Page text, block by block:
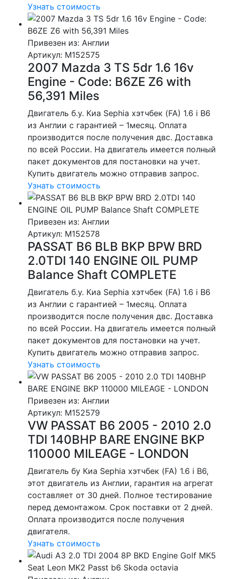
Узнать стоимость
Привезен из: Англии
Артикул: M152575
2007 Mazda 3 TS 5dr 1.6 16v
Engine - Code: B6ZE Z6 with
56,391 Miles
Двигатель б.у. Киа Sephia хэтчбек (FA) 1.6 i B6
из Англии с гарантией – 1месяц. Оплата
производится после получения двс. Доставка
по всей России. На двигатель имеется полный
пакет документов для постановки на учет.
Купить двигатель можно отправив запрос.
Узнать стоимость
Привезен из: Англии
Артикул: M152578
PASSAT B6 BLB BKP BPW BRD
2.0TDI 140 ENGINE OIL PUMP
Balance Shaft COMPLETE
Двигатель б.у. Киа Sephia хэтчбек (FA) 1.6 i B6
из Англии с гарантией – 1месяц. Оплата
производится после получения двс. Доставка
по всей России. На двигатель имеется полный
пакет документов для постановки на учет.
Купить двигатель можно отправив запрос.
Узнать стоимость
Привезен из: Англии
Артикул: M152579
VW PASSAT B6 2005 - 2010 2.0
TDI 140BHP BARE ENGINE BKP
110000 MILEAGE - LONDON
Двигатель бу Киа Sephia хэтчбек (FA) 1.6 i B6,
этот двигатель из Англии, гарантия на агрегат
составляет от 30 дней. Полное тестирование
перед демонтажом. Срок поставки от 2 дней.
Оплата производится после получения
двигателя.
Узнать стоимость